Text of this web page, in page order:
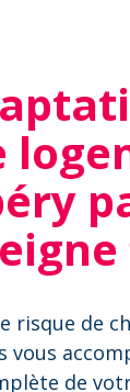
risque de
vous
de